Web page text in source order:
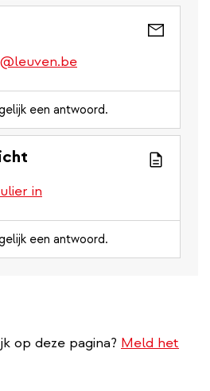
een antwoord.
in
een antwoord.
op deze pagina? Meld het